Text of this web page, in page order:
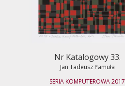
Nr Katalogowy 33.
Jan Tadeusz Pamuła
SERIA KOMPUTEROWA 2017